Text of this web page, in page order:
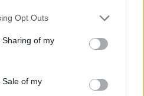
app uses one or more Google
behaviour. You may click to
and its third-party tags to
purposes in below Google
Opt Outs
of my
of my